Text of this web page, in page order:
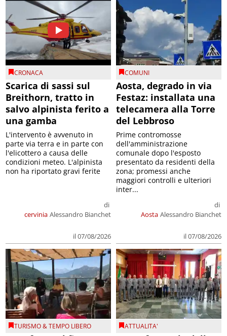
CRONACA
Scarica di sassi sul
Breithorn, tratto in
salvo alpinista ferito a
una gamba
cervinia
di
Alessandro Bianchet
il 07/08/2026
L'intervento è avvenuto in
parte via terra e in parte con
l'elicottero a causa delle
condizioni meteo. L'alpinista
non ha riportato gravi ferite
COMUNI
Aosta, degrado in via
Festaz: installata una
telecamera alla Torre
del Lebbroso
Aosta
di
Alessandro Bianchet
il 07/08/2026
Prime contromosse
dell'amministrazione
comunale dopo l'esposto
presentato da residenti della
zona; promessi anche
maggiori controlli e ulteriori
inter...
TURISMO & TEMPO LIBERO ATTUALITA'